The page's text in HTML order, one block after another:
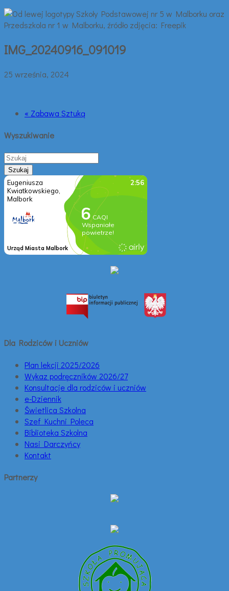
IMG_20240916_091019
25 września, 2024
« Zabawa Sztuką
Wyszukiwanie
Dla Rodziców i Uczniów
Plan lekcji 2025/2026
Wykaz podręczników 2026/27
Konsultacje dla rodziców i uczniów
e-Dziennik
Świetlica Szkolna
Szef Kuchni Poleca
Biblioteka Szkolna
Nasi Darczyńcy
Kontakt
Partnerzy